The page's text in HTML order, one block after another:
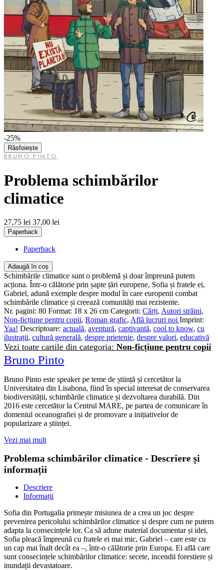
-25%
Răsfoiește
BRUNO PINTO
Problema schimbărilor
climatice
27,75 lei 37,00 lei
Paperback
Paperback
Adaugă în coș
Schimbările climatice sunt o problemă și doar împreună putem
acționa. Într-o călătorie prin șapte țări europene, Sofia și fratele ei,
Gabriel, adună exemple despre modul în care europenii combat
schimbările climatice și creează comunități mai rezistente.
Nr. pagini: 80 Format: 18 x 26 cm Categorii: Cărți, Autori străini,
Non-ficțiune pentru copii, Roman grafic, Află lucruri noi Imprint:
Yaa! Descriptoare: actuală, aventură, captivantă, cool to know, cu
ilustrații, cultură generală, despre prietenie, despre valori, educativă
Vezi toate cartile din categoria: Non-ficțiune pentru copii
Bruno Pinto
Bruno Pinto este speaker pe teme de știință și cercetător la
Universitatea din Lisabona, fiind în special interesat de conservarea
biodiversității, schimbările climatice și dezvoltarea durabilă. Din
2016 este cercetător la Centrul MARE, pe partea de comunicare în
domeniul oceanografiei și de promovare a inițiativelor de
popularizare a științei.
Vezi mai mult
Problema schimbărilor climatice - Descriere și
informații
Descriere
Informații
Sofia din Portugalia primește misiunea de a crea un joc despre
prevenirea pericolului schimbărilor climatice și despre cum ne putem
adapta la consecințele lor. Ca să adune material documentar și idei,
Sofia pleacă împreună cu fratele ei mai mic, Gabriel – care este cu
un cap mai înalt decât ea –, într-o călătorie prin Europa. Ei află care
sunt consecințele schimbărilor climatice: secete, incendii forestiere și
inundații devastatoare.